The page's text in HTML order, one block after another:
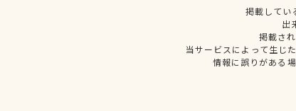
掲載してい
出
掲載さ
当サービスによって生じ
情報に誤りがある